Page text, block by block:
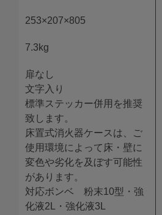
253×207×805
7.3kg
扉なし
文字入り
標準ステッカー併用を推奨
致します。
床置式消火器ケースは、ご
使用環境によって床・壁に
変色や劣化を及ぼす可能性
があります。
対応ボンベ 粉末10型・強
化液2L・強化液3L